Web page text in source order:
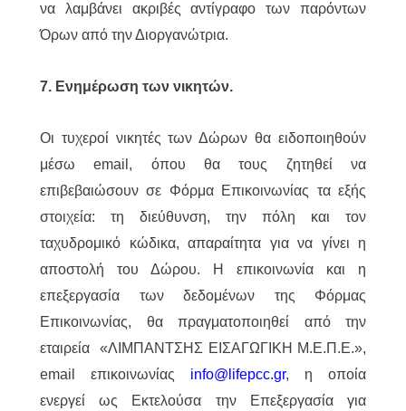
να λαμβάνει ακριβές αντίγραφο των παρόντων
Όρων από την Διοργανώτρια.
7. Ενημέρωση των νικητών.
Οι τυχεροί νικητές των Δώρων θα ειδοποιηθούν
μέσω email, όπου θα τους ζητηθεί να
επιβεβαιώσουν σε Φόρμα Επικοινωνίας τα εξής
στοιχεία: τη διεύθυνση, την πόλη και τον
ταχυδρομικό κώδικα, απαραίτητα για να γίνει η
αποστολή του Δώρου. Η επικοινωνία και η
επεξεργασία των δεδομένων της Φόρμας
Επικοινωνίας, θα πραγματοποιηθεί από την
εταιρεία «ΛΙΜΠΑΝΤΣΗΣ ΕΙΣΑΓΩΓΙΚΗ Μ.Ε.Π.Ε.»,
email επικοινωνίας info@lifepcc.gr, η οποία
ενεργεί ως Εκτελούσα την Επεξεργασία για